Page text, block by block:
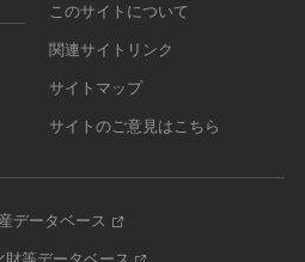
このサイトについて
関連サイトリンク
サイトマップ
サイトのご意見はこちら
データベース